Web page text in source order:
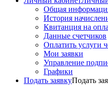
Общая
История
Квитанция на
Данные счетчиков
Оплатить услуги
Мои заявки
Управление
Графики
Подать заявкуПодать